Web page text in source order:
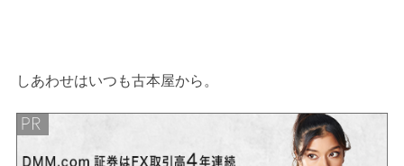
しあわせはいつも古本屋から。